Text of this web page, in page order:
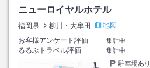
ニューロイヤルホテル
福岡県 柳川・大牟田
地図
お客様アンケート評価
集計中
るるぶトラベル評価
集計中
駐車場あり